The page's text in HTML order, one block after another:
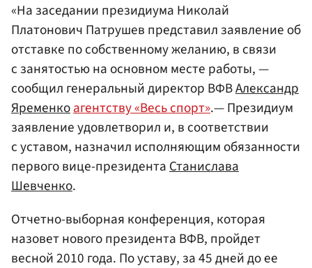
«На заседании президиума Николай
Платонович Патрушев представил заявление об
отставке по собственному желанию, в связи
с занятостью на основном месте работы, —
сообщил генеральный директор ВФВАлександр
Яременкоагентству «Весь спорт».— Президиум
заявление удовлетворил и, в соответствии
с уставом, назначил исполняющим обязанности
первого вице-президентаСтанислава
Шевченко.
Отчетно-выборная конференция, которая
назовет нового президента ВФВ, пройдет
весной 2010 года. По уставу, за 45 дней до ее